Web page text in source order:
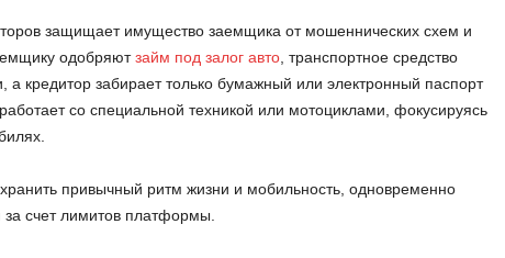
защищает имущество заемщика от мошеннических схем и
одобряютзайм под залог авто, транспортное средство
а кредитор забирает только бумажный или электронный паспорт
со специальной техникой или мотоциклами, фокусируясь
привычный ритм жизни и мобильность, одновременно
счет лимитов платформы.